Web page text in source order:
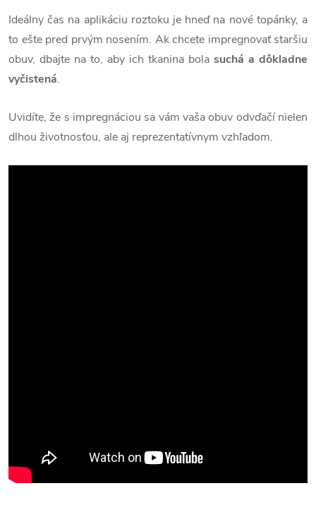
Ideálny čas na aplikáciu roztoku je hneď na nové topánky, a
to ešte pred prvým nosením. Ak chcete impregnovať staršiu
obuv, dbajte na to, aby ich tkanina bola suchá a dôkladne
vyčistená.
Uvidíte, že s impregnáciou sa vám vaša obuv odvďačí nielen
dlhou životnosťou, ale aj reprezentatívnym vzhľadom.